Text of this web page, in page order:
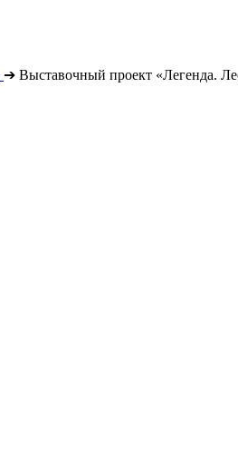
➔ Выставочный проект «Легенда.